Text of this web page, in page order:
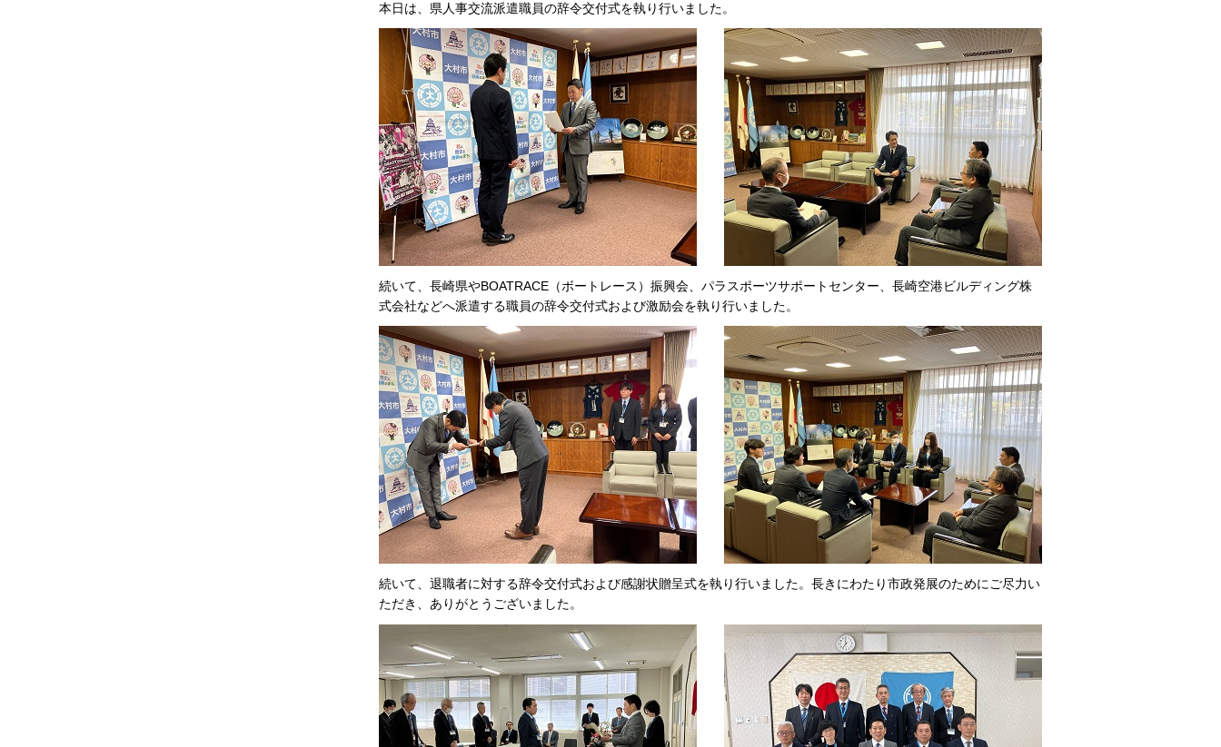
本日は、県人事交流派遣職員の辞令交付式を執り行いました。
続いて、長崎県やBOATRACE（ボートレース）振興会、パラスポーツサポートセンター、長崎空港ビルディング株
式会社などへ派遣する職員の辞令交付式および激励会を執り行いました。
続いて、退職者に対する辞令交付式および感謝状贈呈式を執り行いました。長きにわたり市政発展のためにご尽力い
ただき、ありがとうございました。